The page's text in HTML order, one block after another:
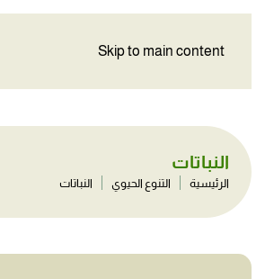
Skip to main content
النباتات
الرئيسية التنوع الحيوي النباتات